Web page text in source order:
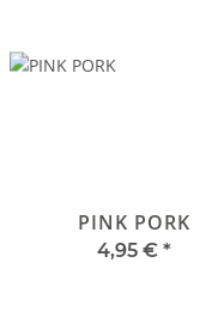
PINK PORK
4,95 € *